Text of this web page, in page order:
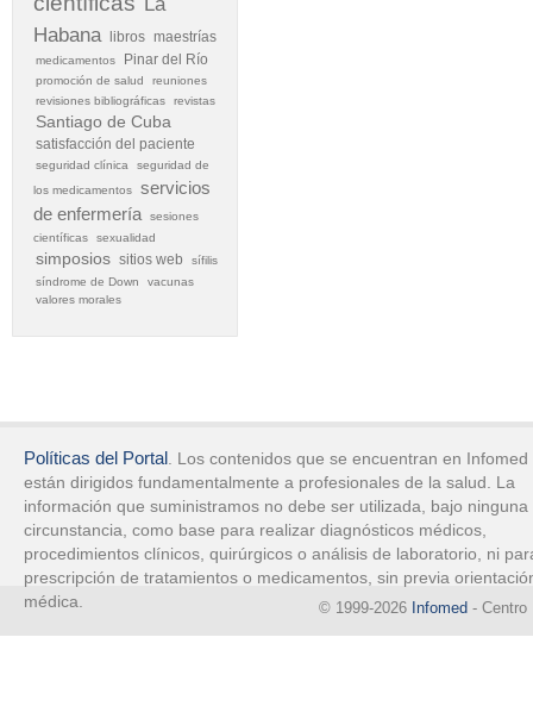
Habana libros maestrías
medicamentos Pinar del Río
promoción de salud
reuniones
revisiones bibliográficas
revistas
Santiago de Cuba
satisfacción del paciente
seguridad clínica
seguridad de
los medicamentos
servicios
de enfermería
sesiones
científicas
sexualidad
simposios sitios web
sífilis
síndrome de Down
vacunas
valores morales
Políticas del Portal. Los contenidos que se encuentran en Infomed
están dirigidos fundamentalmente a profesionales de la salud. La
información que suministramos no debe ser utilizada, bajo ninguna
circunstancia, como base para realizar diagnósticos médicos,
procedimientos clínicos, quirúrgicos o análisis de laboratorio, ni
prescripción de tratamientos o medicamentos, sin previa
médica.
© 1999-2026 Infomed - Centro